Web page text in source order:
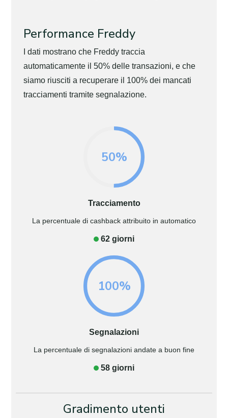
Performance Freddy
I dati mostrano che Freddy traccia
automaticamente il 50% delle transazioni, e che
siamo riusciti a recuperare il 100% dei mancati
tracciamenti tramite segnalazione.
50%
Tracciamento
La percentuale di cashback attribuito in automatico
62 giorni
100%
Segnalazioni
La percentuale di segnalazioni andate a buon fine
58 giorni
Gradimento utenti